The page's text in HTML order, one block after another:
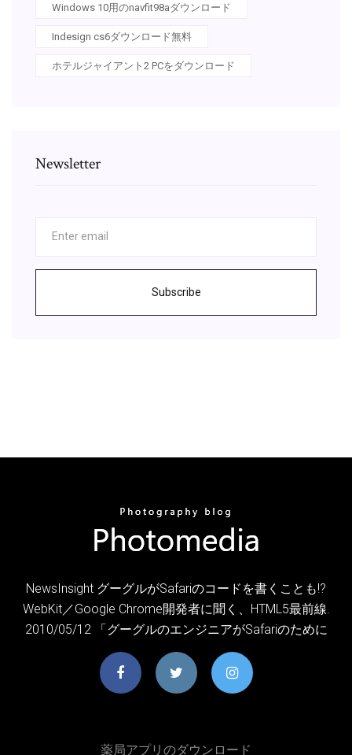
Windows 10用のnavfit98aダウンロード
Indesign cs6ダウンロード無料
ホテルジャイアント2 PCをダウンロード
Newsletter
Subscribe
NewsInsight グーグルがSafariのコードを書くことも!?
WebKit／Google Chrome開発者に聞く、HTML5最前線.
2010/05/12 「グーグルのエンジニアがSafariのために
薬局アプリのダウンロード